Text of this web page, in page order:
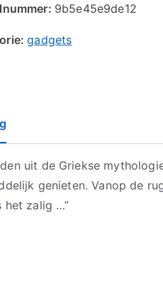
9b5e45e9de12
gadgets
uit de Griekse
genieten. Vanop de
het zalig …”